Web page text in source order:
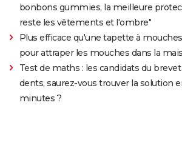
bonbons gummies, la meilleure
reste les vêtements et l'ombre"
Plus efficace qu'une tapette à
pour attraper les mouches dans la
Test de maths : les candidats du
dents, saurez-vous trouver la solution
minutes ?